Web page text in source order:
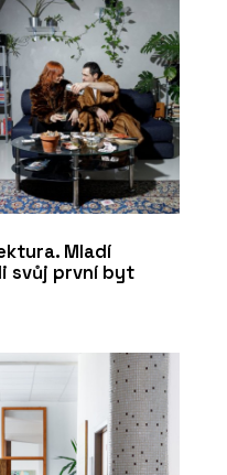
Mladí
svůj první byt